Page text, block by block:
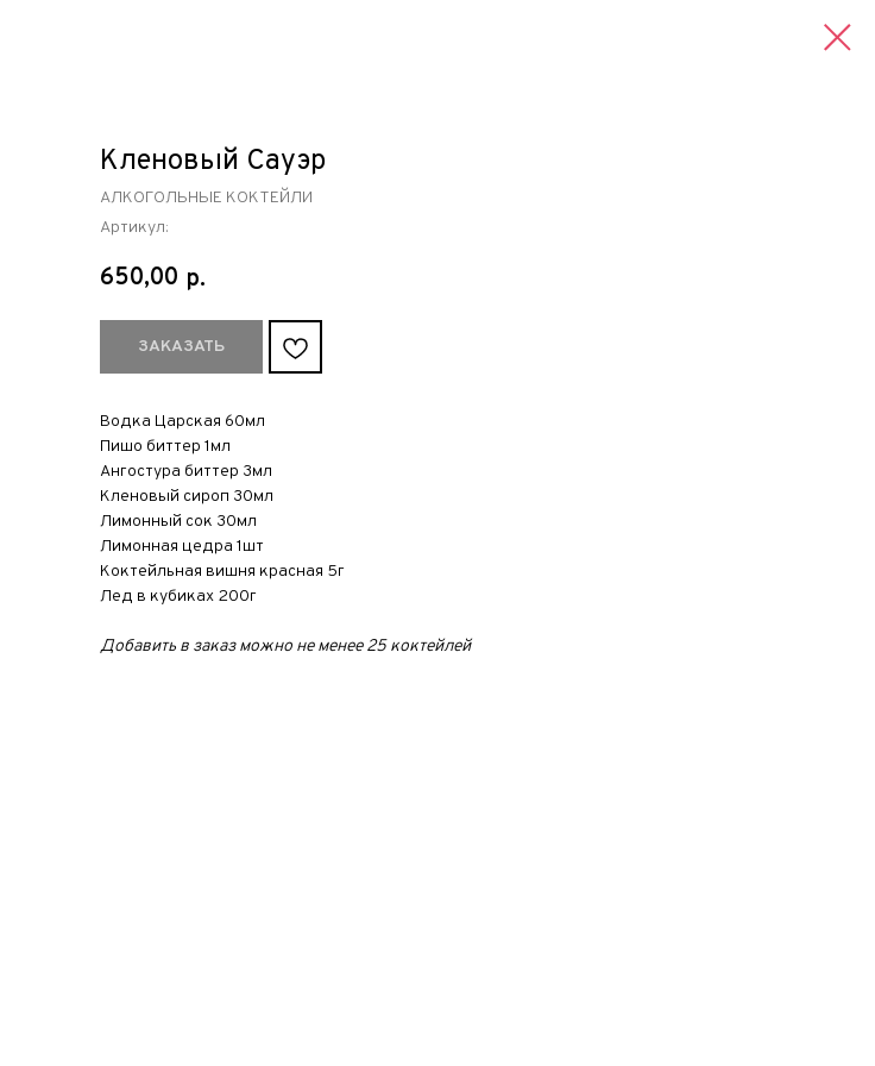
Кленовый Сауэр
АЛКОГОЛЬНЫЕ КОКТЕЙЛИ
Артикул:
650,00 р.
ЗАКАЗАТЬ
Водка Царская 60мл
Пишо биттер 1мл
Ангостура биттер 3мл
Кленовый сироп 30мл
Лимонный сок 30мл
Лимонная цедра 1шт
Коктейльная вишня красная 5г
Лед в кубиках 200г
Добавить в заказ можно не менее 25 коктейлей